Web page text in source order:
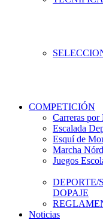
COMPETICIÓN
Carreras por
Escalada
Esquí de
Marcha
Juegos
DOPAJE
Noticias